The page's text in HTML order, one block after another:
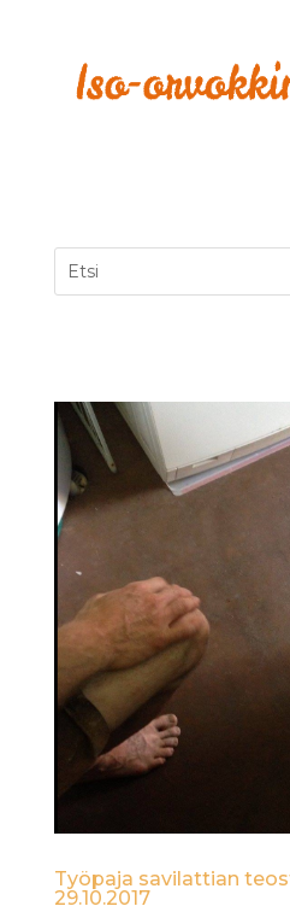
Työpaja savilattian
29.10.2017